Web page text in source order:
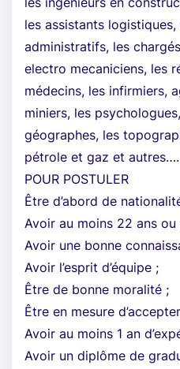
les assistants
administratifs, les
electro mecaniciens, les
médecins, les infirmiers,
miniers, les
géographes, les
pétrole et gaz et
POUR POSTULER
Être d’abord de
Avoir au moins 22 ans ou
Avoir une bonne
Avoir l’esprit d’équipe ;
Être de bonne moralité ;
Être en mesure
Avoir au moins 1 an
Avoir un diplôme de